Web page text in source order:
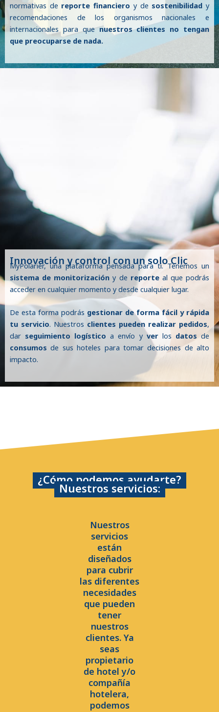
normativas de reporte financiero y de sostenibilidady
recomendaciones de los organismos nacionales e
internacionales para quenuestros clientes no tengan
que preocuparse de nada.
Innovación y control con un solo Clic
MyPolarier, una plataforma pensada para ti. Tenemos un
sistema de monitorización y de reporte al que podrás
acceder en cualquier momento y desde cualquier lugar.
De esta forma podrás gestionar de forma fácil y rápida
tu servicio. Nuestros clientes pueden realizar pedidos,
dar seguimiento logísticoa envío y ver los datosde
consumosde sus hoteles para tomar decisiones de alto
impacto.
¿Cómo podemos ayudarte?
Nuestros servicios:
Nuestros
servicios
están
diseñados
para cubrir
las diferentes
necesidades
que pueden
tener
nuestros
clientes. Ya
seas
propietario
de hotel y/o
compañía
hotelera,
podemos